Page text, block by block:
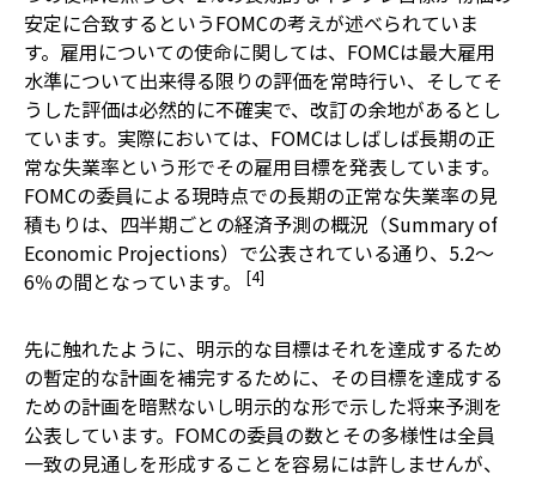
安定に合致するというFOMCの考えが述べられていま
す。雇用についての使命に関しては、FOMCは最大雇用
水準について出来得る限りの評価を常時行い、そしてそ
うした評価は必然的に不確実で、改訂の余地があるとし
ています。実際においては、FOMCはしばしば長期の正
常な失業率という形でその雇用目標を発表しています。
FOMCの委員による現時点での長期の正常な失業率の見
積もりは、四半期ごとの経済予測の概況（Summary of
Economic Projections）で公表されている通り、5.2～
6％の間となっています。
[4]
先に触れたように、明示的な目標はそれを達成するため
の暫定的な計画を補完するために、その目標を達成する
ための計画を暗黙ないし明示的な形で示した将来予測を
公表しています。FOMCの委員の数とその多様性は全員
一致の見通しを形成することを容易には許しませんが、